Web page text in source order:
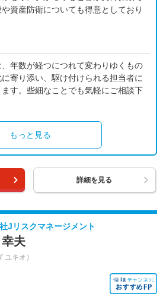
資産防衛についても得意としており
年数が経つにつれて変わりゆくもの
寄り添い、駆け付けられる担当者に
す。些細なことでも気軽にご相談下
もっと見る
詳細を見る
Jリスクマネージメント
夫
ユキオ）